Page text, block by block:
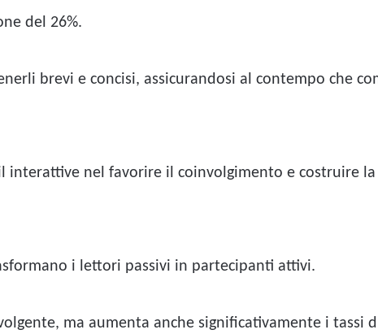
del 26%.
brevi e concisi, assicurandosi al contempo che
interattive nel favorire il coinvolgimento e costruire
i lettori passivi in ​​partecipanti attivi.
ma aumenta anche significativamente i tassi